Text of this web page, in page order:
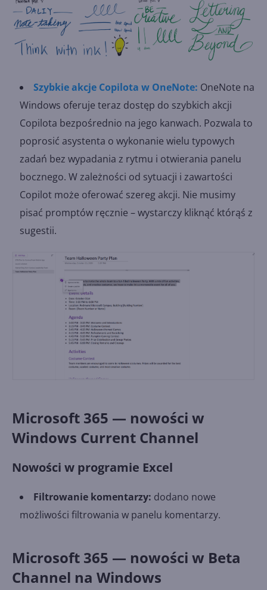
Szybkie akcje Copilota w OneNote: OneNote na
Windows oferuje teraz dostęp do szybkich akcji
Copilota bezpośrednio na jego kanwach. Pozwala to
poprosić asystenta o wykonanie wielu typowych
zadań bez wypadania z rytmu i otwierania panelu
bocznego. W zależności od sytuacji i zawartości
Copilot może oferować szereg akcji. Nie musimy
pisać promptów ręcznie – wystarczy kliknąć którąś z
sugestii.
Microsoft 365 — nowości w
Windows Current Channel
Nowości w programie Excel
Filtrowanie komentarzy: dodano nowe
możliwości filtrowania w panelu komentarzy.
Microsoft 365 — nowości w Beta
Channel na Windows